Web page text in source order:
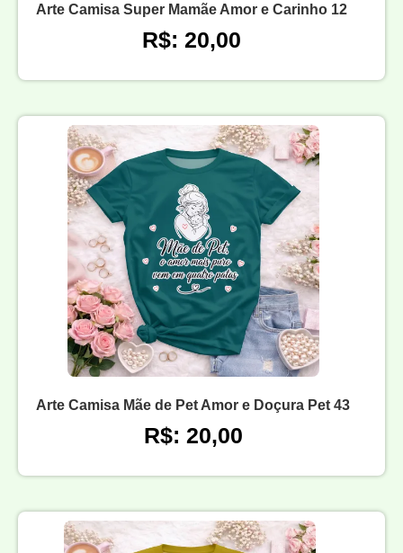
Arte Camisa Super Mamãe Amor e Carinho 12
R$: 20,00
Arte Camisa Mãe de Pet Amor e Doçura Pet 43
R$: 20,00